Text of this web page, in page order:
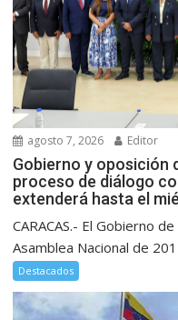
agosto 7, 2026 Editor
Gobierno y oposición
proceso de diálogo
extenderá hasta el
CARACAS.- El Gobierno
Asamblea Nacional de
Destacados